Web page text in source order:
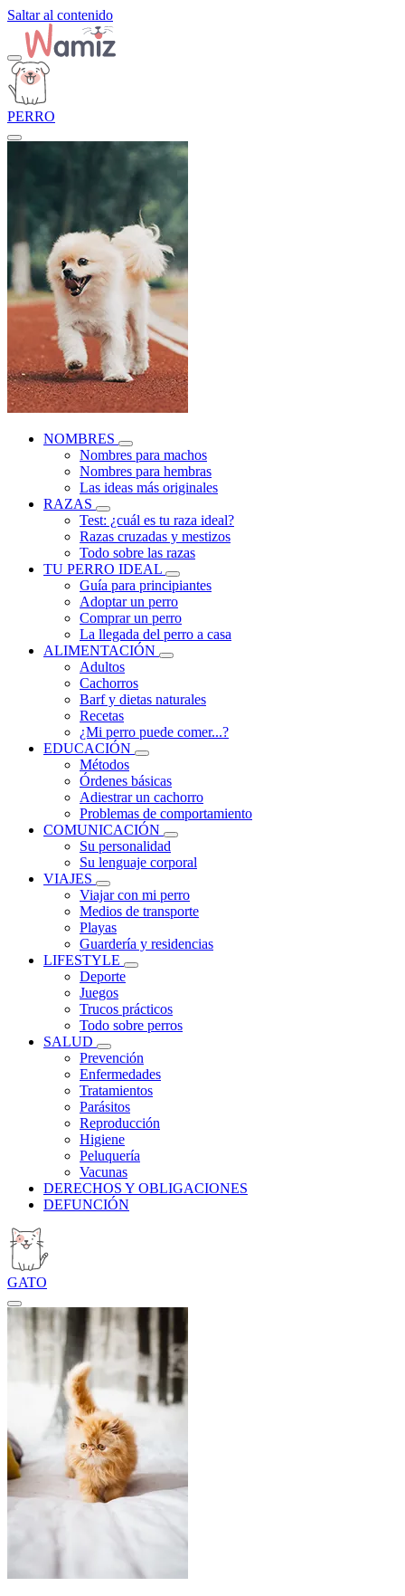
Saltar al contenido
PERRO
NOMBRES
Nombres para machos
Nombres para hembras
Las ideas más originales
RAZAS
Test: ¿cuál es tu raza ideal?
Razas cruzadas y mestizos
Todo sobre las razas
TU PERRO IDEAL
Guía para principiantes
Adoptar un perro
Comprar un perro
La llegada del perro a casa
ALIMENTACIÓN
Adultos
Cachorros
Barf y dietas naturales
Recetas
¿Mi perro puede comer...?
EDUCACIÓN
Métodos
Órdenes básicas
Adiestrar un cachorro
Problemas de comportamiento
COMUNICACIÓN
Su personalidad
Su lenguaje corporal
VIAJES
Viajar con mi perro
Medios de transporte
Playas
Guardería y residencias
LIFESTYLE
Deporte
Juegos
Trucos prácticos
Todo sobre perros
SALUD
Prevención
Enfermedades
Tratamientos
Parásitos
Reproducción
Higiene
Peluquería
Vacunas
DERECHOS Y OBLIGACIONES
DEFUNCIÓN
GATO